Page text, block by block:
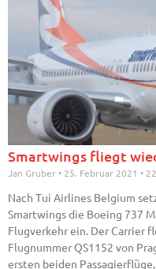
Smartwings fliegt
Jan Gruber 25. Februar 2021
Nach Tui Airlines Belgium
Smartwings die Boeing 737
Flugverkehr ein. Der Carrier
Flugnummer QS1152 von
ersten beiden